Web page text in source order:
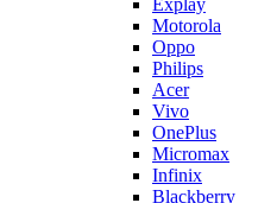
Vivo
OnePlus
Micromax
Infinix
Blackberry
Oukitel
Tecno
Highscreen
LeEco